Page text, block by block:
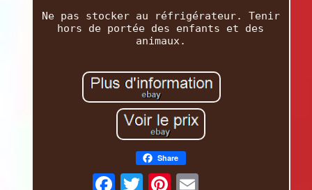
Ne pas stocker au réfrigérateur. Tenir
hors de portée des enfants et des
animaux.
Share